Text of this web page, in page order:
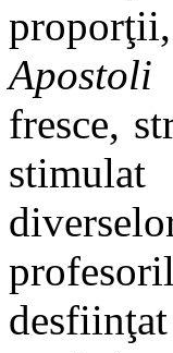
fresce,
stimulat